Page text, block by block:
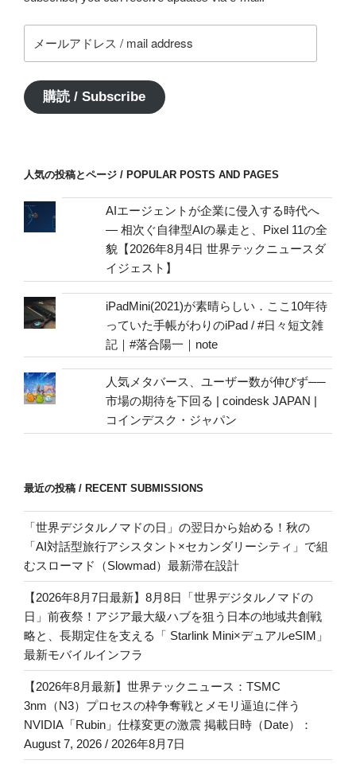
ー
ア
ド
address
購読 / Subscribe
人気の投稿とページ / POPULAR POSTS AND PAGES
AIエージェントが企業に侵入する時代へ
— 相次ぐ自律型AIの暴走と、Pixel 11の全
貌【2026年8月4日 世界テックニュースダ
イジェスト】
iPadMini(2021)が素晴らしい．ここ10年待
っていた手帳がわりのiPad / #日々短文雑
記｜#落合陽一｜note
人気メタバース、ユーザー数が伸びず──
市場の期待を下回る | coindesk JAPAN |
コインデスク・ジャパン
最近の投稿 / RECENT SUBMISSIONS
「世界デジタルノマドの日」の翌日から始める！秋の
「AI対話型旅行アシスタント×セカンダリーシティ」で組
むスローマド（Slowmad）最新滞在設計
【2026年8月7日最新】8月8日「世界デジタルノマドの
日」前夜祭！アジア最大級ハブを狙う日本の地域共創戦
略と、長期定住を支える「 Starlink Mini×デュアルeSIM」
最新モバイルインフラ
【2026年8月最新】世界テックニュース：TSMC
3nm（N3）プロセスの枠争奪戦とメモリ逼迫に伴う
NVIDIA「Rubin」仕様変更の激震 掲載日時（Date）：
August 7, 2026 / 2026年8月7日